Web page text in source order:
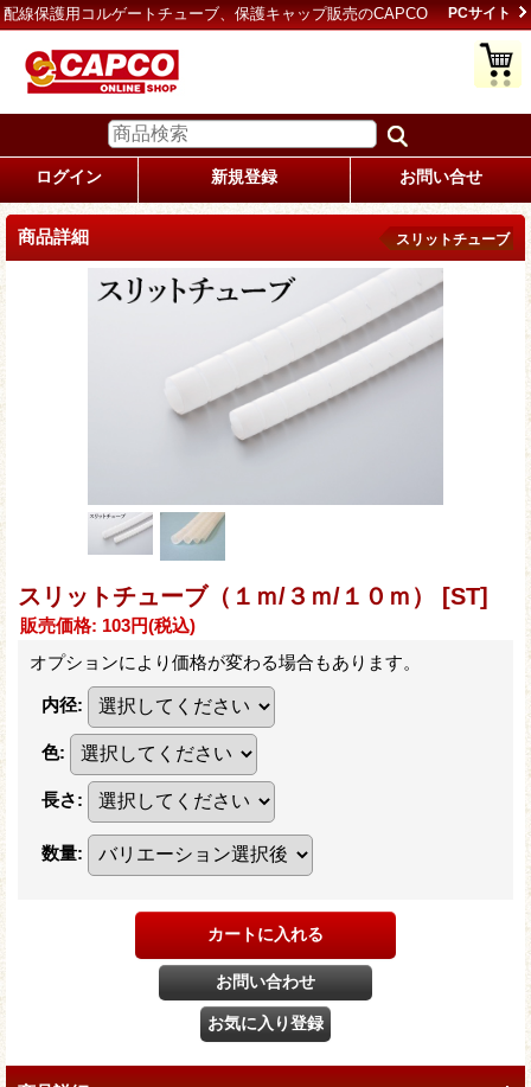
配線保護用コルゲートチューブ、保護キャップ販売のCAPCO PCサイト
ログイン 新規登録 お問い合せ
商品詳細 スリットチューブ
スリットチューブ（１ｍ/３ｍ/１０ｍ） [ST]
販売価格: 103円(税込)
オプションにより価格が変わる場合もあります。
内径:
色:
長さ:
数量: